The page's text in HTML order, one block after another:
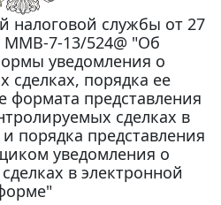
налоговой службы от 27
ММВ-7-13/524@ "Об
уведомления о
сделках, порядка ее
формата представления
сделках в
порядка представления
уведомления о
в электронной